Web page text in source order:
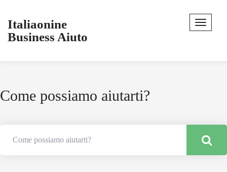
Italiaonine
Business Aiuto
Come possiamo aiutarti?